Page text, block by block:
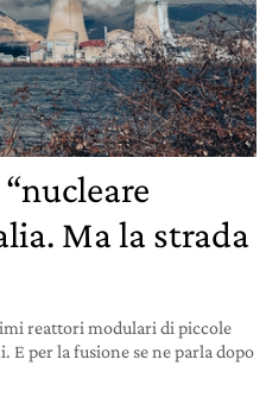
Ma la strada
reattori modulari di piccole
per la fusione se ne parla dopo